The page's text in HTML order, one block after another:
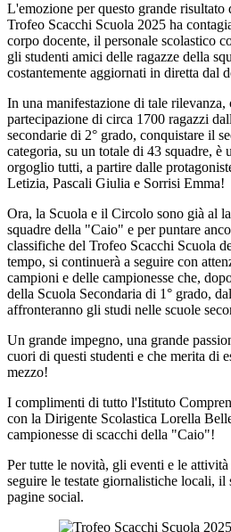
L'emozione per questo grande
Trofeo Scacchi Scuola 2025 ha
corpo docente, il personale scolastico
gli studenti amici delle ragazze della
costantemente aggiornati in diretta dal
In una manifestazione di tale rilevanza,
partecipazione di circa 1700 ragazzi
secondarie di 2° grado, conquistare il
categoria, su un totale di 43 squadre, è
orgoglio tutti, a partire dalle
Letizia, Pascali Giulia e Sorrisi Emma!
Ora, la Scuola e il Circolo sono già al
squadre della "Caio" e per puntare
classifiche del Trofeo Scacchi Scuola
tempo, si continuerà a seguire con
campioni e delle campionesse che,
della Scuola Secondaria di 1° grado,
affronteranno gli studi nelle scuole
Un grande impegno, una grande
cuori di questi studenti e che merita di
mezzo!
I complimenti di tutto l'Istituto
con la Dirigente Scolastica Lorella
campionesse di scacchi della "Caio"!
Per tutte le novità, gli eventi e le
seguire le testate giornalistiche locali, il
pagine social.